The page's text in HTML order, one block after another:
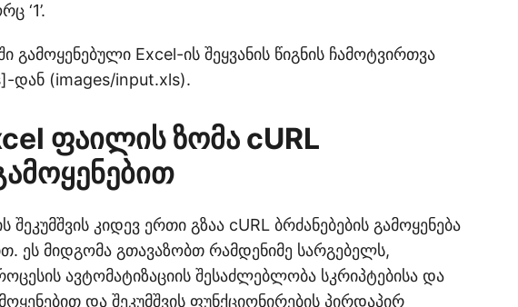
‘1’.
გამოყენებული Excel-ის შეყვანის წიგნის ჩამოტვირთვა
დან (images/input.xls).
ფაილის ზომა cURL
შეკუმშვის კიდევ ერთი გზაა cURL ბრძანებების გამოყენება
ეს მიდგომა გთავაზობთ რამდენიმე სარგებელს,
ავტომატიზაციის შესაძლებლობა სკრიპტებისა და
და შეკუმშვის ფუნქციონირების პირდაპირ